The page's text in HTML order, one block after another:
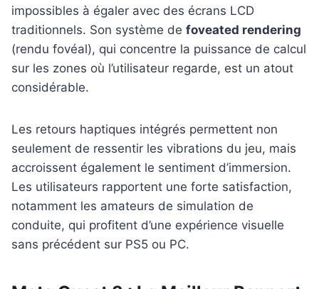
impossibles à égaler avec des écrans LCD
traditionnels. Son système de foveated rendering
(rendu fovéal), qui concentre la puissance de calcul
sur les zones où l’utilisateur regarde, est un atout
considérable.
Les retours haptiques intégrés permettent non
seulement de ressentir les vibrations du jeu, mais
accroissent également le sentiment d’immersion.
Les utilisateurs rapportent une forte satisfaction,
notamment les amateurs de simulation de
conduite, qui profitent d’une expérience visuelle
sans précédent sur PS5 ou PC.